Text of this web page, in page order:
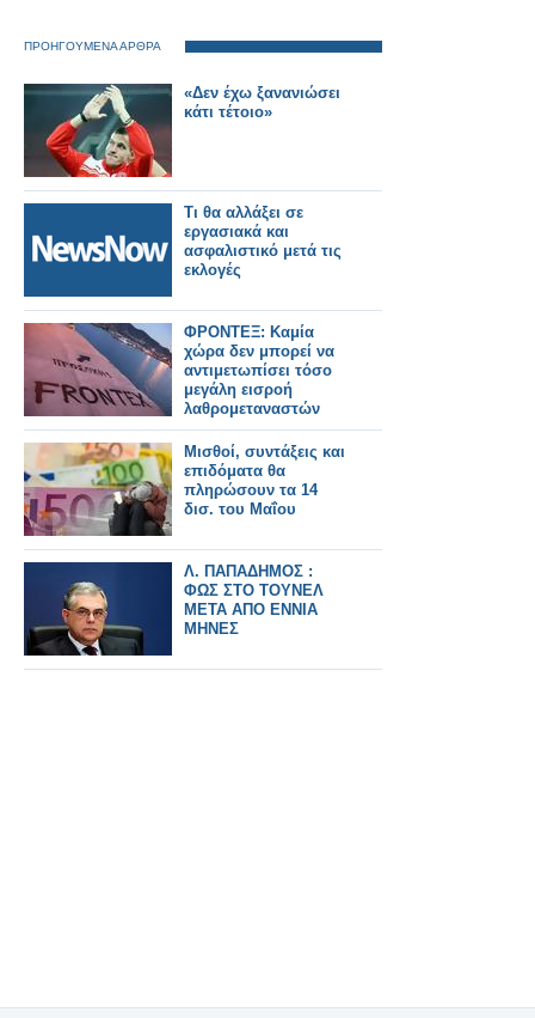
ΠΡΟΗΓΟΥΜΕΝΑ ΑΡΘΡΑ
«Δεν έχω ξανανιώσει
κάτι τέτοιο»
Τι θα αλλάξει σε
εργασιακά και
ασφαλιστικό μετά τις
εκλογές
ΦΡΟΝΤΕΞ: Καμία
χώρα δεν μπορεί να
αντιμετωπίσει τόσο
μεγάλη εισροή
λαθρομεταναστών
Μισθοί, συντάξεις και
επιδόματα θα
πληρώσουν τα 14
δισ. του Μαΐου
Λ. ΠΑΠΑΔΗΜΟΣ :
ΦΩΣ ΣΤΟ ΤΟΥΝΕΛ
ΜΕΤΑ ΑΠΟ ΕΝΝΙΑ
ΜΗΝΕΣ